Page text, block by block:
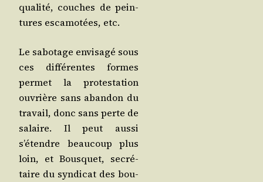
qua­li­té, couches de pein­
tures esca­mo­tées, etc.
Le sabo­tage envi­sa­gé sous
ces dif­fé­rentes formes
per­met la pro­tes­ta­tion
ouvrière sans aban­don du
tra­vail, donc sans perte de
salaire. Il peut aus­si
s’étendre beau­coup plus
loin, et Bous­quet, secré­
taire du syn­di­cat des bou­